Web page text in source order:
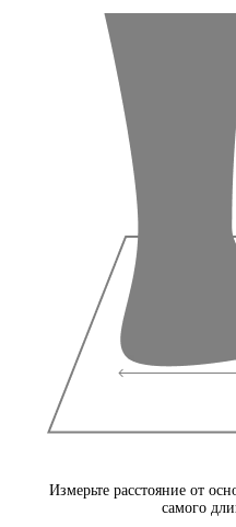
Измерьте расстояние от
самого